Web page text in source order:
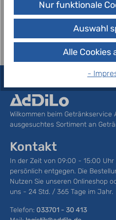
auch zwischendurch nicht
Wilkommen beim Getränkservice
ausgesuchtes Sortiment an
Kontakt
In der Zeit von 09:00 - 15:00
persönlich entgegen. Die
Nutzen Sie unseren Onlineshop
uns - 24 Std. / 365 Tage im Jahr.
Telefon: 033701 - 30 413
Nur funktionale
Auswahl
Alle Cookies
-